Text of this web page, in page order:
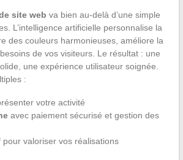
site web va bien au-delà d’une simple
L’intelligence artificielle personnalise la
des couleurs harmonieuses, améliore la
de vos visiteurs. Le résultat : une
une expérience utilisateur soignée.
:
votre activité
avec paiement sécurisé et gestion des
pour valoriser vos réalisations